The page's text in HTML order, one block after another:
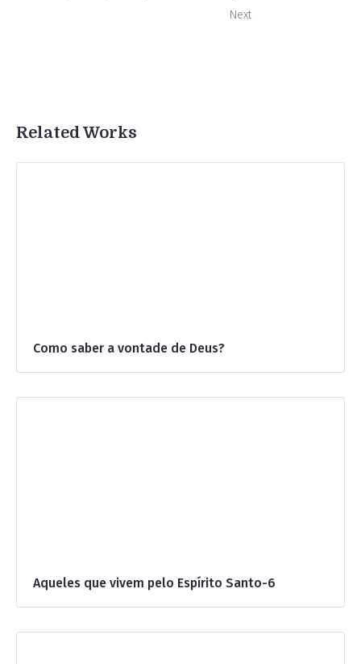
Next
Related Works
Como saber a vontade de Deus?
Aqueles que vivem pelo Espírito Santo-6